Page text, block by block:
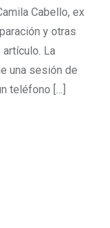
Cabello, ex
y otras
La
una sesión de
teléfono […]